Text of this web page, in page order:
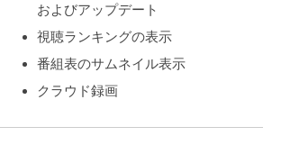
およびアップデート
視聴ランキングの表示
番組表のサムネイル表示
クラウド録画